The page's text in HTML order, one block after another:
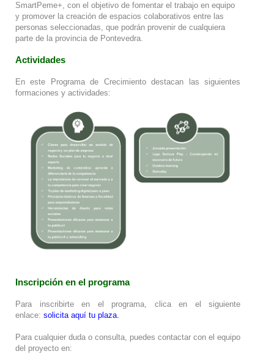
SmartPeme+, con el objetivo de fomentar el trabajo en equipo
y promover la creación de espacios colaborativos entre las
personas seleccionadas, que podrán provenir de cualquiera
parte de la provincia de Pontevedra.
Actividades
En este Programa de Crecimiento destacan las siguientes
formaciones y actividades:
Inscripción en el programa
Para inscribirte en el programa, clica en el siguiente
enlace: solicita aquí tu plaza.
Para cualquier duda o consulta, puedes contactar con el equipo
del proyecto en: